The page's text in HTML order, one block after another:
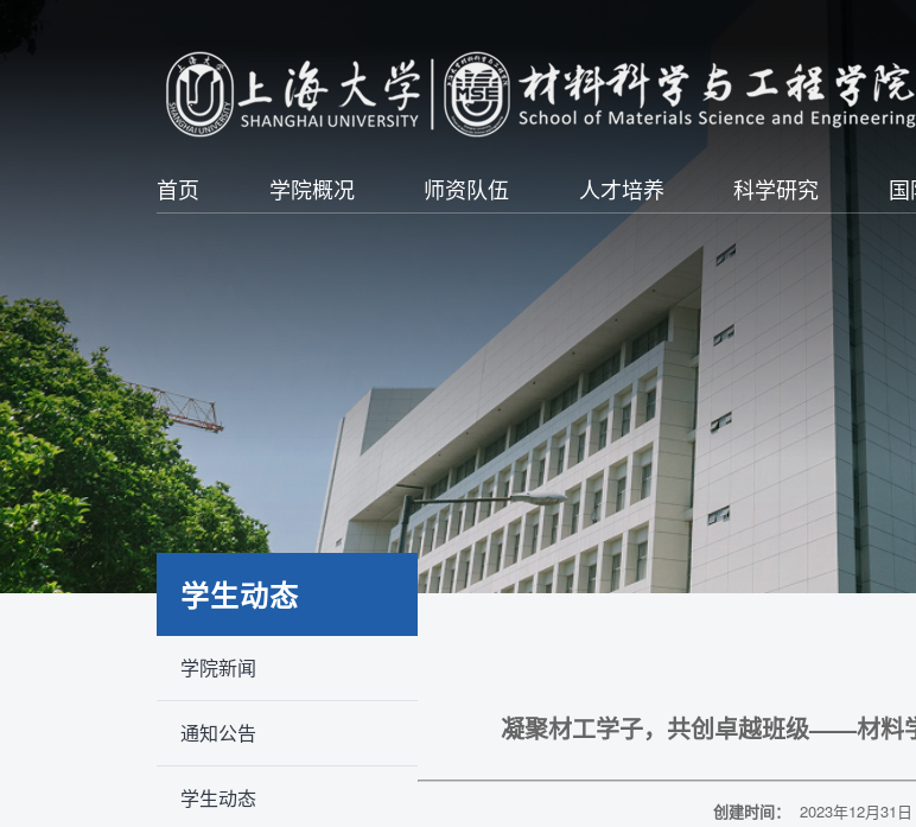
首页 学院概况 师资队伍 人才培养 科学研究
学生动态
学院新闻
通知公告
学生动态
凝聚材工学子，共创卓越班级——材料
创建时间： 2023年12月31